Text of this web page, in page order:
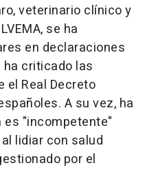
veterinario clínico y
se ha
en declaraciones
ha criticado las
el Real Decreto
A su vez, ha
es "incompetente"
lidiar con salud
por el